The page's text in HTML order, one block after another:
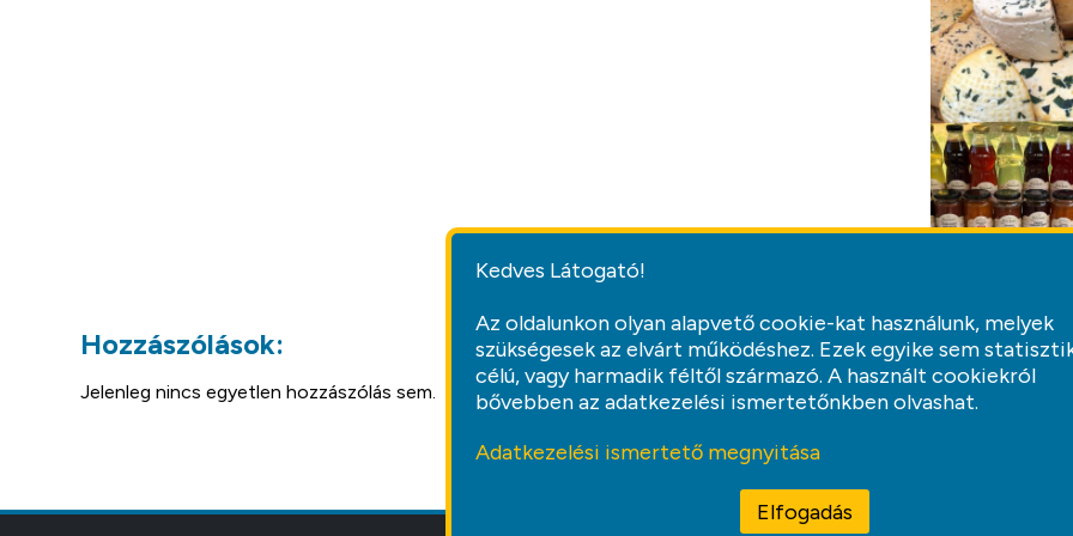
Hozzászólások:
Jelenleg nincs egyetlen hozzászólás sem.
Jelentkezz be, és írj hozzászólást!
Kedves Látogató!
Az oldalunkon olyan alapvető cookie-kat használunk, melyek
szükségesek az elvárt működéshez. Ezek egyike sem
célú, vagy harmadik féltől származó. A használt cookiekról
bővebben az adatkezelési ismertetőnkben olvashat.
Adatkezelési ismertető megnyitása
Elfogadás